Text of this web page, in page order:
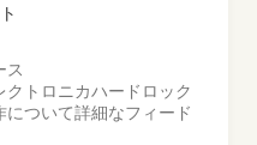
ス
クトロニカハードロック
ついて詳細なフィード